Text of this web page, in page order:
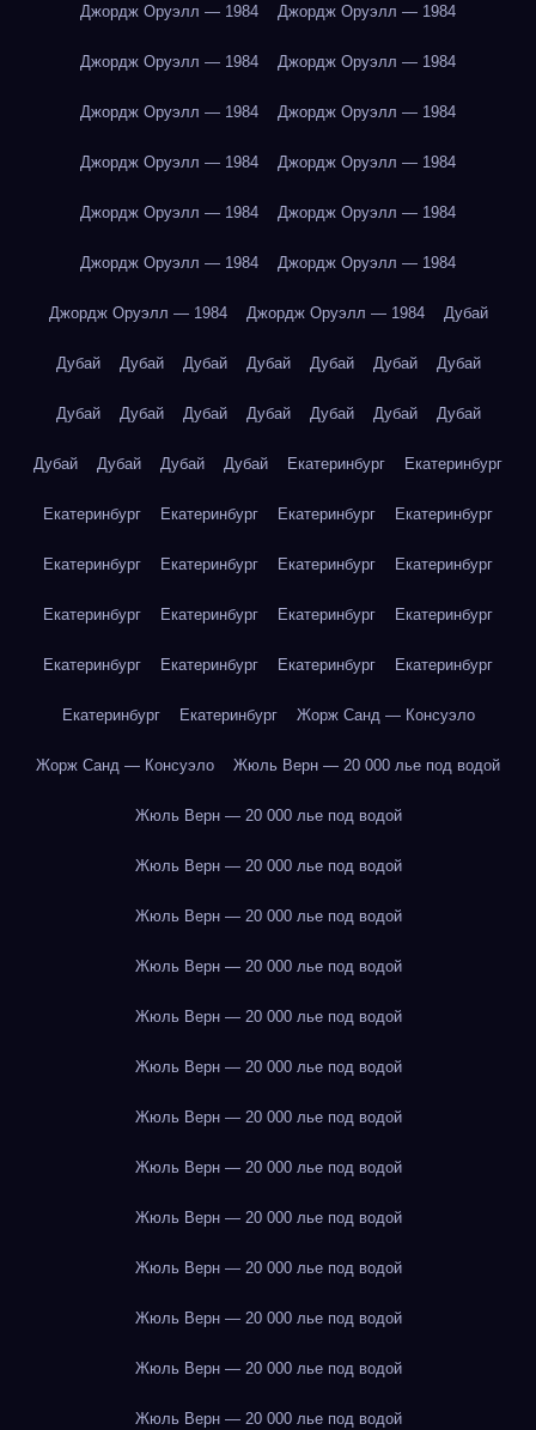
Джордж Оруэлл — 1984 Джордж Оруэлл — 1984
Джордж Оруэлл — 1984 Джордж Оруэлл — 1984
Джордж Оруэлл — 1984 Джордж Оруэлл — 1984
Джордж Оруэлл — 1984 Джордж Оруэлл — 1984
Джордж Оруэлл — 1984 Джордж Оруэлл — 1984
Джордж Оруэлл — 1984 Джордж Оруэлл — 1984
Джордж Оруэлл — 1984 Джордж Оруэлл — 1984 Дубай
Дубай Дубай Дубай Дубай Дубай Дубай Дубай
Дубай Дубай Дубай Дубай Дубай Дубай Дубай
Дубай Дубай Дубай Дубай Екатеринбург Екатеринбург
Екатеринбург Екатеринбург Екатеринбург Екатеринбург
Екатеринбург Екатеринбург Екатеринбург Екатеринбург
Екатеринбург Екатеринбург Екатеринбург Екатеринбург
Екатеринбург Екатеринбург Екатеринбург Екатеринбург
Екатеринбург Екатеринбург Жорж Санд — Консуэло
Жорж Санд — Консуэло Жюль Верн — 20 000 лье под водой
Жюль Верн — 20 000 лье под водой
Жюль Верн — 20 000 лье под водой
Жюль Верн — 20 000 лье под водой
Жюль Верн — 20 000 лье под водой
Жюль Верн — 20 000 лье под водой
Жюль Верн — 20 000 лье под водой
Жюль Верн — 20 000 лье под водой
Жюль Верн — 20 000 лье под водой
Жюль Верн — 20 000 лье под водой
Жюль Верн — 20 000 лье под водой
Жюль Верн — 20 000 лье под водой
Жюль Верн — 20 000 лье под водой
Жюль Верн — 20 000 лье под водой